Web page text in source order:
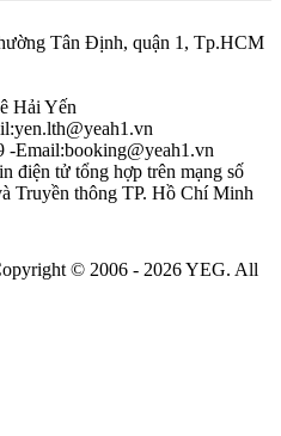
Tân Định, quận 1, Tp.HCM
Hải Yến
yen.lth@yeah1.vn
-Email:booking@yeah1.vn
điện tử tổng hợp trên mạng số
Truyền thông TP. Hồ Chí Minh
© 2006 - 2026 YEG. All